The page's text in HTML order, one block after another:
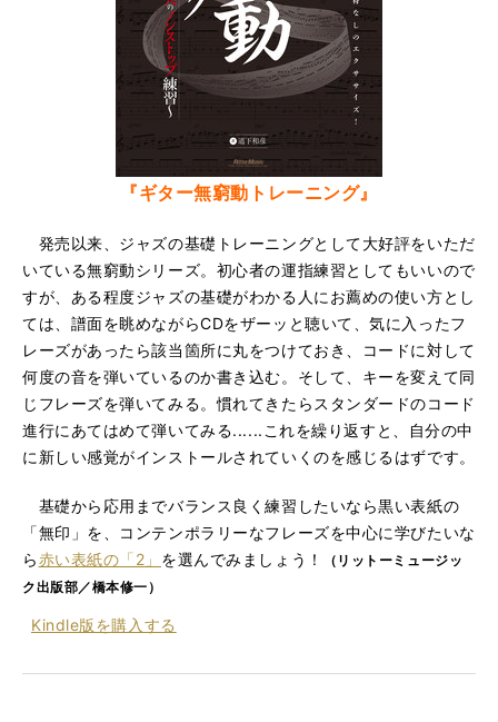
『ギター無窮動トレーニング』
発売以来、ジャズの基礎トレーニングとして大好評をいただ
いている無窮動シリーズ。初心者の運指練習としてもいいので
すが、ある程度ジャズの基礎がわかる人にお薦めの使い方とし
ては、譜面を眺めながらCDをザーッと聴いて、気に入ったフ
レーズがあったら該当箇所に丸をつけておき、コードに対して
何度の音を弾いているのか書き込む。そして、キーを変えて同
じフレーズを弾いてみる。慣れてきたらスタンダードのコード
進行にあてはめて弾いてみる......これを繰り返すと、自分の中
に新しい感覚がインストールされていくのを感じるはずです。
基礎から応用までバランス良く練習したいなら黒い表紙の
「無印」を、コンテンポラリーなフレーズを中心に学びたいな
ら赤い表紙の「2」 を選んでみましょう！
（リットーミュージッ
ク出版部／橋本修一）
Kindle版を購入する